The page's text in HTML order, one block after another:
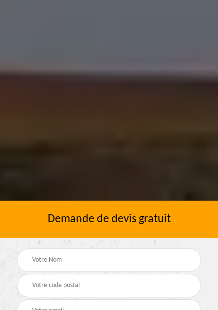
Demande de devis gratuit